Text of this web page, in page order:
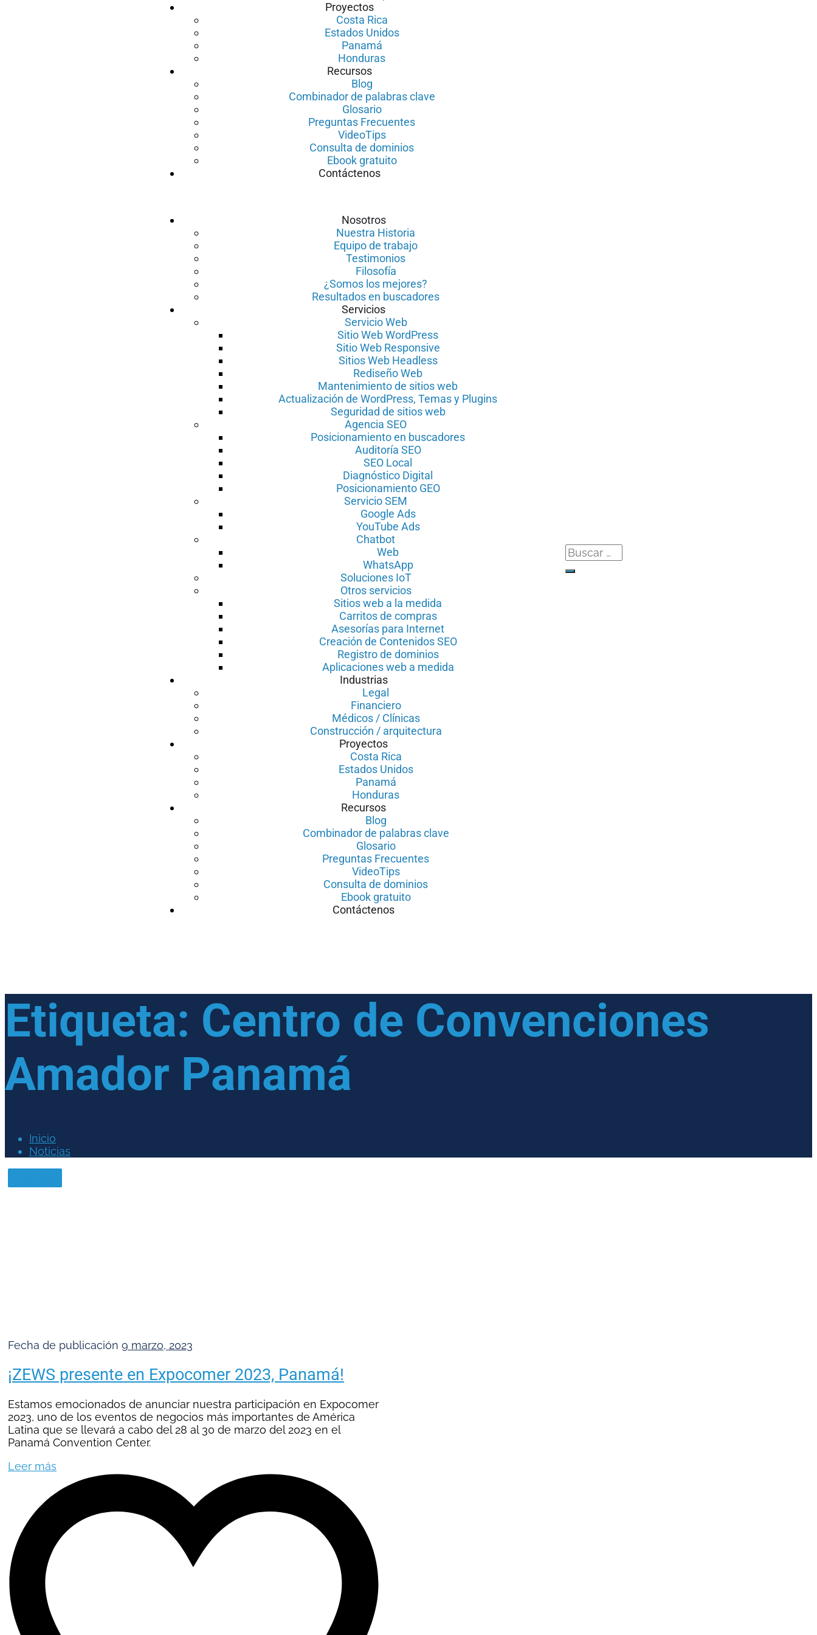
Proyectos
Costa Rica
Estados Unidos
Panamá
Honduras
Recursos
Blog
Combinador de palabras clave
Glosario
Preguntas Frecuentes
VideoTips
Consulta de dominios
Ebook gratuito
Contáctenos
Nosotros
Nuestra Historia
Equipo de trabajo
Testimonios
Filosofía
¿Somos los mejores?
Resultados en buscadores
Servicios
Servicio Web
Sitio Web WordPress
Sitio Web Responsive
Sitios Web Headless
Rediseño Web
Mantenimiento de sitios web
Actualización de WordPress, Temas y Plugins
Seguridad de sitios web
Agencia SEO
Posicionamiento en buscadores
Auditoría SEO
SEO Local
Diagnóstico Digital
Posicionamiento GEO
Servicio SEM
Google Ads
YouTube Ads
Chatbot
Web
WhatsApp
Soluciones IoT
Otros servicios
Sitios web a la medida
Carritos de compras
Asesorías para Internet
Creación de Contenidos SEO
Registro de dominios
Aplicaciones web a medida
Industrias
Legal
Financiero
Médicos / Clínicas
Construcción / arquitectura
Proyectos
Costa Rica
Estados Unidos
Panamá
Honduras
Recursos
Blog
Combinador de palabras clave
Glosario
Preguntas Frecuentes
VideoTips
Consulta de dominios
Ebook gratuito
Contáctenos
Etiqueta: Centro de Convenciones
Amador Panamá
Inicio
Noticias
Fecha de publicación 9 marzo, 2023
¡ZEWS presente en Expocomer 2023, Panamá!
Estamos emocionados de anunciar nuestra participación en Expocomer
2023, uno de los eventos de negocios más importantes de América
Latina que se llevará a cabo del 28 al 30 de marzo del 2023 en el
Panamá Convention Center.
Leer más